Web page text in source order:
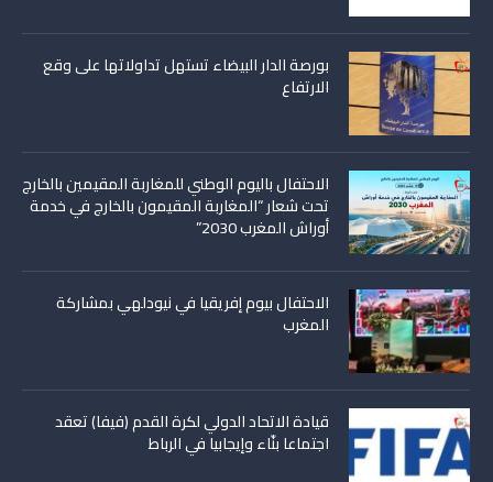
بورصة الدار البيضاء تستهل تداولاتها على وقع
الارتفاع
الاحتفال باليوم الوطني للمغاربة المقيمين بالخارج
تحت شعار “المغاربة المقيمون بالخارج في خدمة
أوراش المغرب 2030”
الاحتفال بيوم إفريقيا في نيودلهي بمشاركة
المغرب
قيادة الاتحاد الدولي لكرة القدم (فيفا) تعقد
اجتماعا بنّاء وإيجابيا في الرباط